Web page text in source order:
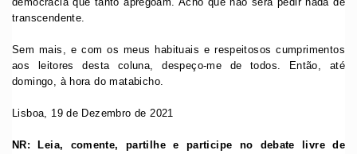
transcendente.
Sem mais, e com os meus habituais e respeitosos cumprimentos
aos leitores desta coluna, despeço-me de todos. Então, até
domingo, à hora do matabicho.
Lisboa, 19 de Dezembro de 2021
NR: Leia, comente, partilhe e participe no debate livre de